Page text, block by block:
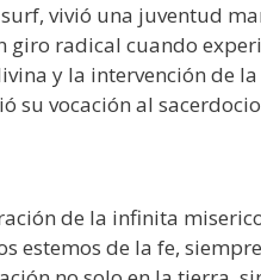
vivió una juventud
giro radical cuando
y la intervención de
su vocación al
de la infinita
estemos de la fe,